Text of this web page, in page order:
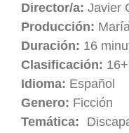
Director/a: Javier
Producción:
Duración: 16
Clasificación: 16+
Idioma: Español
Genero: Ficción
Temática: